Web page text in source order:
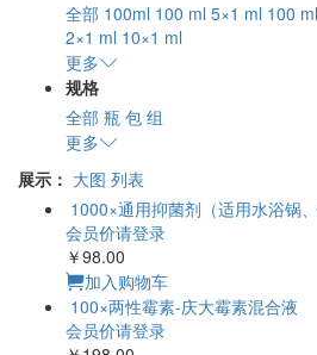
全部 100ml 100 ml 5×1 ml 100
2×1 ml 10×1 ml
更多
规格
全部 瓶 包 组
更多
展示： 大图 列表
1000×通用抑菌剂（适用水浴锅、
会员价请登录
￥98.00
加入购物车
100×两性霉素-庆大霉素混合液
会员价请登录